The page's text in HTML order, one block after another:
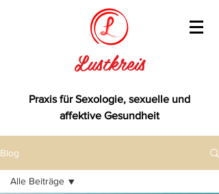
Lustkreis
Praxis für Sexologie, sexuelle und
affektive Gesundheit
Blog
Alle Beiträge